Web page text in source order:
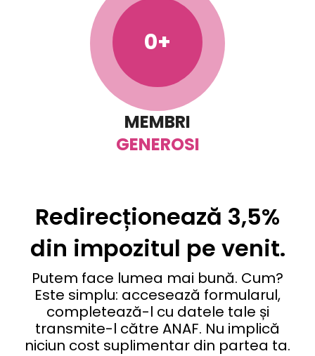
0
MEMBRI
GENEROSI
Redirecționează 3,5%
din impozitul pe venit.
Putem face lumea mai bună. Cum?
Este simplu: accesează formularul,
completează-l cu datele tale și
transmite-l către ANAF. Nu implică
niciun cost suplimentar din partea ta.